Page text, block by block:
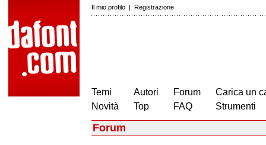
Il mio profilo | Registrazione
Temi
Novità
Autori
Top
Forum
FAQ
Carica un
Strumenti
Forum